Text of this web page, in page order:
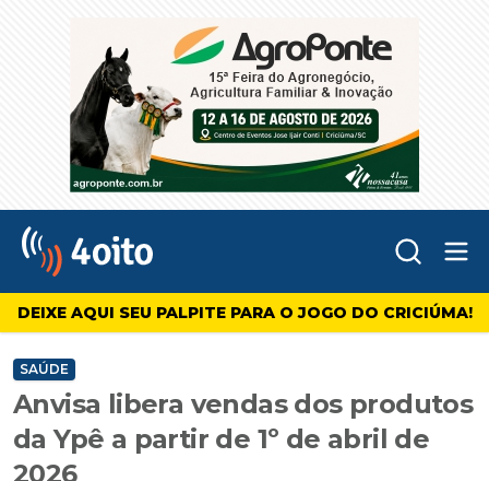
4oito
DEIXE AQUI SEU PALPITE PARA O JOGO DO CRICIÚMA!
SAÚDE
Anvisa libera vendas dos produtos
da Ypê a partir de 1º de abril de
2026